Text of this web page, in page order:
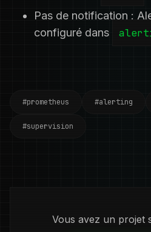
Pas de notification :
configuré dans
#prometheus #alerting
#supervision
Vous avez un projet